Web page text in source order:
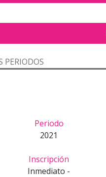
PERIODOS
Periodo
2021
Inscripción
Inmediato -